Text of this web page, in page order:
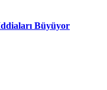
Büyüyor